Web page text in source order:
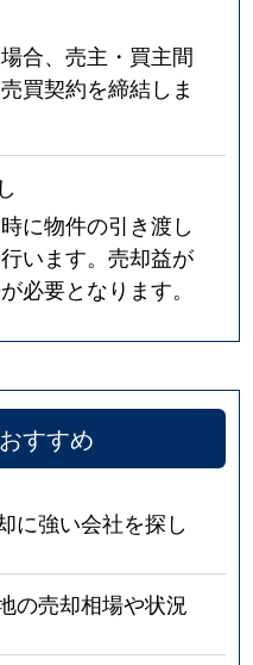
合、売主・買主間
買契約を締結しま
に物件の引き渡し
います。売却益が
必要となります。
すすめ
に強い会社を探し
の売却相場や状況